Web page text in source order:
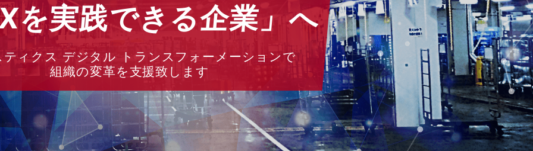
を実践できる企業」へ
ティクス デジタル トランスフォーメーションで
組織の変革を支援致します